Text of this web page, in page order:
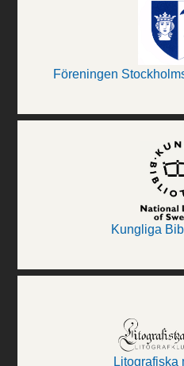
Föreningen
Kungliga
Litografiska